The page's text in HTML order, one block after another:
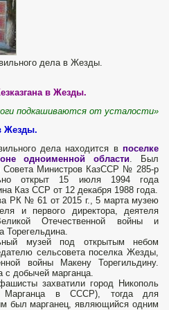
дела в Жезды.
в Жезды.
подкашиваются от усталости»
Жезды.
дела находится в поселке
одноименной области. Был
Совета Министров КазССР № 285-р
открыт 15 июля 1994 года
Каз ССР от 12 декабря 1988 года.
РК № 61 от 2015 г., 5 марта музею
и первого директора, деятеля
Отечественной войны и
Торегельдина.
музей под открытым небом
сельсовета поселка Жезды,
войны Макену Торегильдину.
с добычей марганца.
захватили город Никополь
Марганца в СССР), тогда для
был марганец, являющийся одним